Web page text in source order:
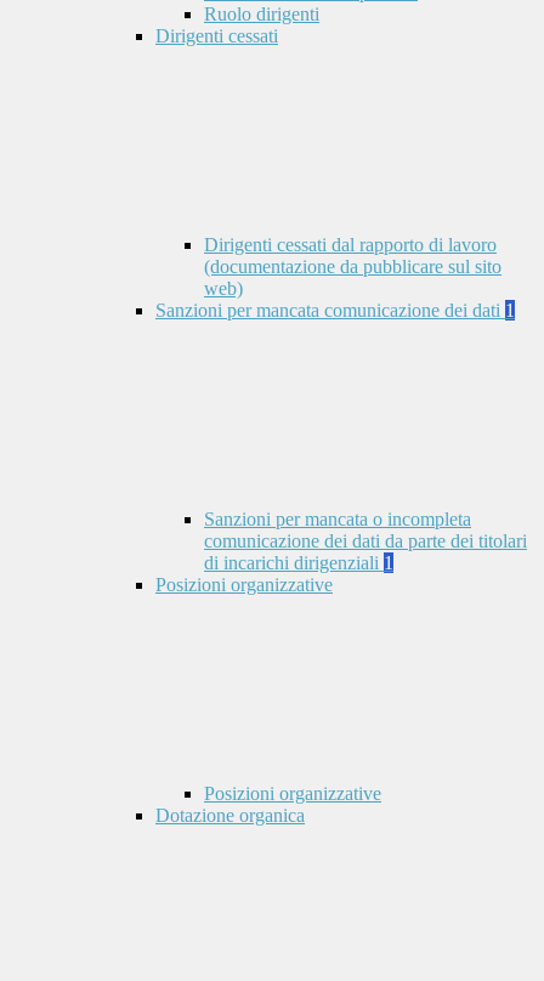
Ruolo dirigenti
Dirigenti cessati
Dirigenti cessati dal rapporto di lavoro
(documentazione da pubblicare sul sito
web)
Sanzioni per mancata comunicazione dei dati 1
Sanzioni per mancata o incompleta
comunicazione dei dati da parte dei titolari
di incarichi dirigenziali 1
Posizioni organizzative
Posizioni organizzative
Dotazione organica